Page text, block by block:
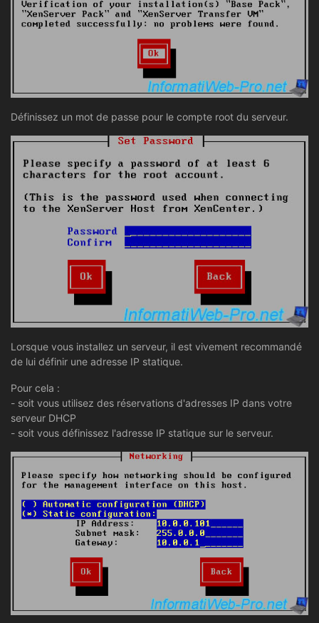
Définissez un mot de passe pour le compte root du serveur.
Lorsque vous installez un serveur, il est vivement recommandé
de lui définir une adresse IP statique.
Pour cela :
- soit vous utilisez des réservations d'adresses IP dans votre
serveur DHCP
- soit vous définissez l'adresse IP statique sur le serveur.